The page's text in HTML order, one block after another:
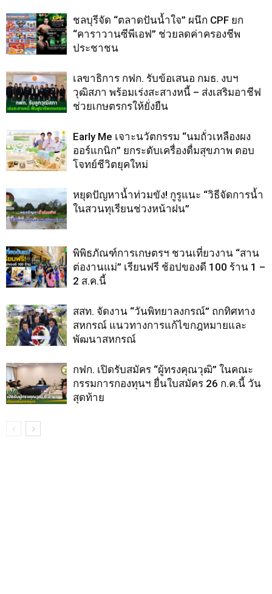
ชลบุรีจัด “ตลาดปันน้ำใจ” ผนึก CPF ยก
“คาราวานซีพีเอฟ” ช่วยลดค่าครองชีพ
ประชาชน
เลขาธิการ กฟก. รับข้อเสนอ กมธ. งบฯ
วุฒิสภา พร้อมเร่งสะสางหนี้ – ส่งเสริมอาชีฟ
ช่วยเกษตรกรให้ยั่งยืน
Early Me เจาะนวัตกรรม “นมถั่วเหลืองผง
ออร์แกนิก” ยกระดับเครื่องดื่มสุขภาพ ตอบ
โจทย์ชีวิตยุคใหม่
หยุดปัญหาน้ำท่วมขัง! กูรูแนะ “วิธีจัดการน้ำ
ในสวนทุเรียนช่วงหน้าฝน”
พิพิธภัณฑ์การเกษตรฯ ชวนเที่ยวงาน “สาน
ต่องานแม่” เรียนฟรี ช้อปของดี 100 ร้าน 1 –
2 ส.ค.นี้
สสท. จัดงาน “วันพิทยาลงกรณ์” ถกทิศทาง
สหกรณ์ แนวทางการแก้ไขกฎหมายและ
พัฒนาสหกรณ์
กฟก. เปิดรับสมัคร “ผู้ทรงคุณวุฒิ” ในคณะ
กรรมการกองทุนฯ ยื่นใบสมัคร 26 ก.ค.นี้ วัน
สุดท้าย